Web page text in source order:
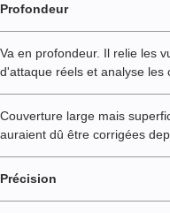
Profondeur
Va en profondeur. Il relie les
d'attaque réels et analyse les
Couverture large mais
auraient dû être corrigées
Précision